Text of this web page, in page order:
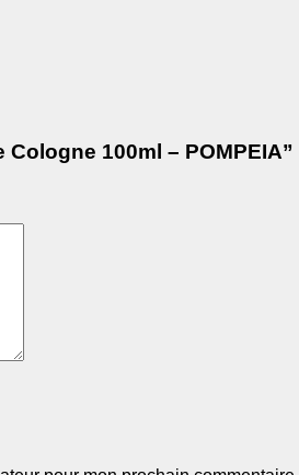
100ml – POMPEIA”